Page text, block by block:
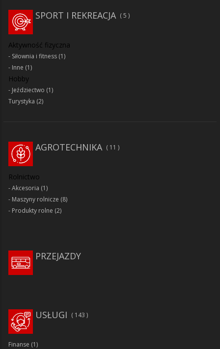
SPORT I REKREACJA 5
Aktywność fizyczna
Siłownia i fitness (1)
Inne (1)
Hobby
Jeździectwo (1)
Turystyka (2)
AGROTECHNIKA 11
Rolnictwo
Akcesoria (1)
Maszyny rolnicze (8)
Produkty rolne (2)
PRZEJAZDY
143
USŁUGI
Finanse (1)